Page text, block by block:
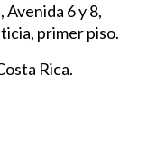
6 y 8,
primer piso.
Rica.